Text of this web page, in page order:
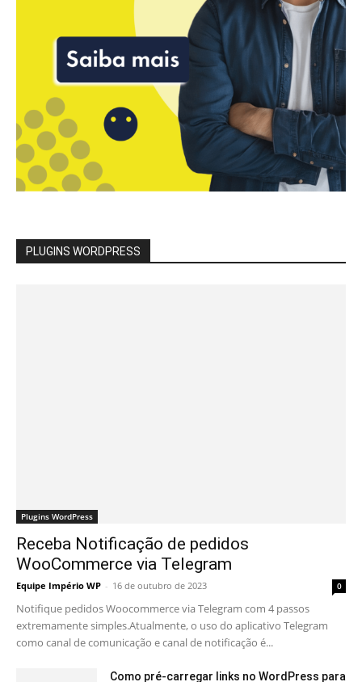
PLUGINS WORDPRESS
Plugins WordPress
Receba Notificação de pedidos
WooCommerce via Telegram
Equipe Império WP - 16 de outubro de 2023 0
Notifique pedidos Woocommerce via Telegram com 4 passos
extremamente simples.Atualmente, o uso do aplicativo Telegram
como canal de comunicação e canal de notificação é...
Como pré-carregar links no WordPress para